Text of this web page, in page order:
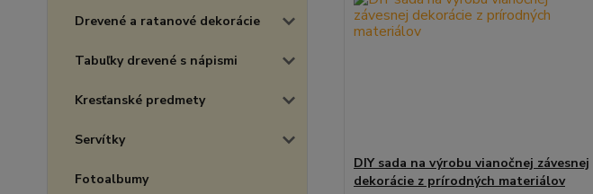
Drevené a ratanové dekorácie
Tabuľky drevené s nápismi
Kresťanské predmety
Servítky
Fotoalbumy
DIY sada na výrobu vianočnej závesnej
dekorácie z prírodných materiálov